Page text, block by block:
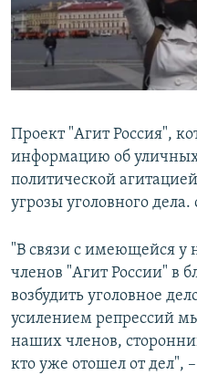
ПОБЕДИТЕЛЕЙ НЕ СУДЯТ?
КРЫМ.НЕПОКОРЕННЫЙ
ELIFBE
ПРИСОЕДИНЯЙТЕСЬ!
Все сайты RFE/RL
Проект "Агит Россия",
информацию об
политической
угрозы уголовного
"В связи с имеющейся у
членов "Агит России" в
возбудить уголовное
усилением репрессий
наших членов,
кто уже отошел от дел",